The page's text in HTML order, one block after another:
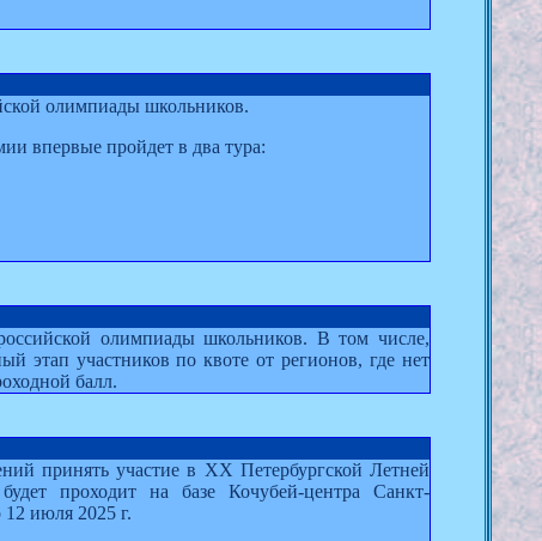
олимпиады школьников.
впервые пройдет в два тура:
олимпиады школьников. В том числе,
этап участников по квоте от регионов, где нет
балл.
принять участие в XX Петербургской Летней
проходит на базе Кочубей-центра Санкт-
июля 2025 г.